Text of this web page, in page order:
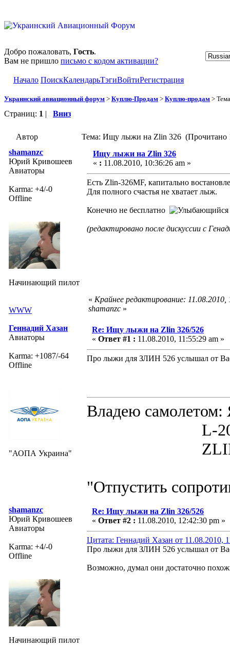
Добро пожаловать, Гость.
Вам не пришло письмо с кодом активации?
Начало ПоискКалендарьТэгиВойтиРегистрация
Украинский авиационный форум > Куплю-Продам > Куплю-продам >
Страниц: 1 | Вниз
Автор
Тема: Ищу лыжи на Zlin 326 (Прочитано
shamanzc
Юрий Кривошеев
Авиаторы
Karma: +4/-0
Offline
Начинающий пилот
WWW
Ищу лыжи на Zlin 326
« : 11.08.2010, 10:36:26 am »
Есть Zlin-326MF, капитально
Для полного счастья не хватает лыж.
Конечно не бесплатно
(редактировано после дискуссии с
« Крайнее редактирование:
shamanzc »
Геннадий Хазан
Авиаторы
Karma: +1087/-64
Offline
"АОПА Украина"
Re: Ищу лыжи на Zlin 326/526
« Ответ #1 : 11.08.2010, 11:55:29 am »
Про лыжи для ЗЛИН 526 услышал от
Владею
L-200D
ZLIN 526
"Отпустить
shamanzc
Юрий Кривошеев
Авиаторы
Karma: +4/-0
Offline
Начинающий пилот
Re: Ищу лыжи на Zlin 326/526
« Ответ #2 : 11.08.2010, 12:42:30 pm »
Цитата: Геннадий Хазан от 11.08.2010,
Про лыжи для ЗЛИН 526 услышал от
Возможно, думал они достаточно